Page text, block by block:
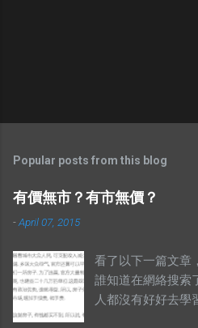
Popular posts from this blog
有價無市？有市無價？
-April 07, 2015
看了以下一篇文章
誰知道在網絡搜索
人都沒有好好去學